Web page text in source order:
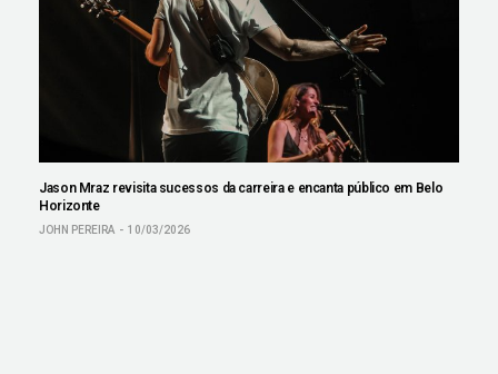
Jason Mraz revisita sucessos da carreira e encanta público em Belo
Horizonte
JOHN PEREIRA 10/03/2026